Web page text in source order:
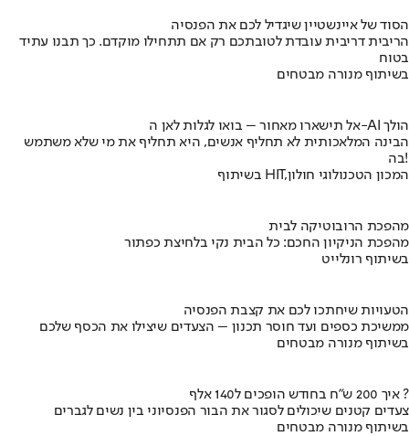
הסוד של איינשטיין שיגדיל לכם את הפנסיה
הריבית דריבית עובדת לטובתכם רק אם תתחילו מוקדם. כך תבנו עתיד
בטוח
בשיתוף מנורה מבטחים
אל תישארו מאחור – בואו לגלות לאן ה-AI הולך
הבינה המלאכותית לא תחליף אנשים, היא תחליף את מי שלא משתמש
בה!
בשיתוף HIT,המכון הטכנולוגי חולון
מהפכת הרובוטיקה לבית
מהפכת הניקיון החכם: כל הבית נקי בלחיצת כפתור
בשיתוף רונלייט
הטעויות שיחתכו לכם את קצבת הפנסיה
ממשיכת כספים ועד חוסר תכנון – הצעדים שיצילו את הכסף שלכם
בשיתוף מנורה מבטחים
איך 200 ש"ח בחודש הופכים ל140 אלף ?
צעדים קטנים שיכולים לסגור את הבור הפנסיוני בין נשים לגברים
בשיתוף מנורה מבטחים